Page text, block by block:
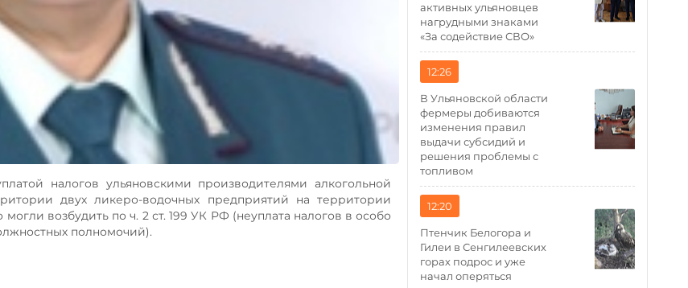
налогов ульяновскими производителями алкогольной
двух ликеро-водочных предприятий на территории
возбудить по ч. 2 ст. 199 УК РФ (неуплата налогов в особо
полномочий).
активных ульяновцев
нагрудными знаками
«За содействие СВО»
12:26
В Ульяновской области
фермеры добиваются
изменения правил
выдачи субсидий и
решения проблемы с
топливом
12:20
Птенчик Белогора и
Гилеи в Сенгилеевских
горах подрос и уже
начал оперяться